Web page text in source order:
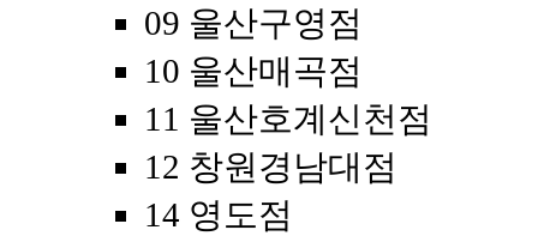
09 울산구영점
10 울산매곡점
11 울산호계신천점
12 창원경남대점
14 영도점